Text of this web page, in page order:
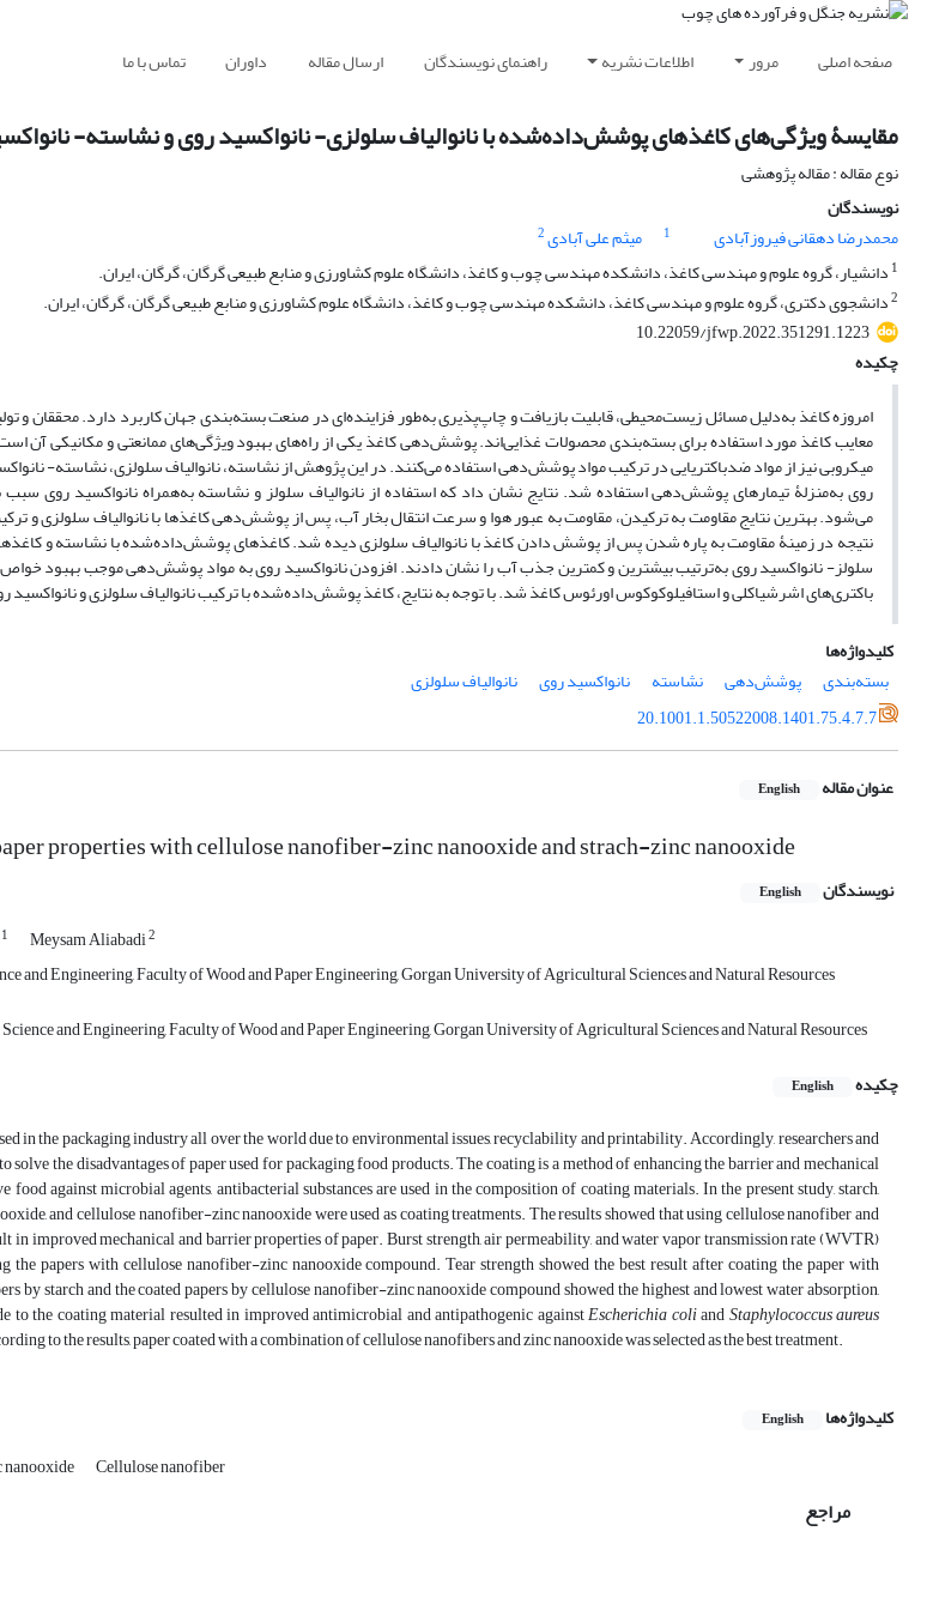
صفحه اصلی مرور اطلاعات نشریه راهنمای نویسندگان ارسال مقاله داوران تماس با ما
مقایسۀ ویژگی‌های کاغذهای پوشش‌داده‌شده با نانوالیاف سلولزی- نانواکسید روی و نشاسته-
نوع مقاله : مقاله پژوهشی
نویسندگان
محمدرضا دهقانی فیروزآبادی
1 میثم علی آبادی2
1 دانشیار، گروه علوم و مهندسی کاغذ، دانشکده مهندسی چوب و کاغذ، دانشگاه علوم کشاورزی و منابع طبیعی گرگان، گرگان، ایران.
2دانشجوی دکتری، گروه علوم و مهندسی کاغذ، دانشکده مهندسی چوب و کاغذ، دانشگاه علوم کشاورزی و منابع طبیعی گرگان، گرگان، ایران.
10.22059/jfwp.2022.351291.1223
چکیده
امروزه کاغذ به‌دلیل مسائل زیست‌محیطی، قابلیت بازیافت و چاپ‌پذیری به‌طور فزاینده‌ای در صنعت بسته‌بندی جهان کاربرد دارد. محققان و
معایب کاغذ مورد استفاده برای بسته‌بندی محصولات غذایی‌اند. پوشش‌دهی کاغذ یکی از راه‌های بهبود ویژگی‌های ممانعتی و مکانیکی آن
میکروبی نیز از مواد ضدباکتریایی در ترکیب مواد پوشش‌دهی استفاده می‌کنند. در این پژوهش از نشاسته، نانوالیاف سلولزی، نشاسته-
روی به‌منزلۀ تیمارهای پوشش‌دهی استفاده شد. نتایج نشان داد که استفاده از نانوالیاف سلولز و نشاسته به‌همراه نانواکسید روی
می‌شود. بهترین نتایج مقاومت به ترکیدن، مقاومت به عبور هوا و سرعت انتقال بخار آب، پس از پوشش‌دهی کاغذها با نانوالیاف سلولزی و
نتیجه در زمینۀ مقاومت به پاره شدن پس از پوشش دادن کاغذ با نانوالیاف سلولزی دیده شد. کاغذهای پوشش‌داده‌شده با نشاسته و
سلولز- نانواکسید روی به‌ترتیب بیش­ترین و کم­ترین جذب آب را نشان دادند. افزودن نانواکسید روی به مواد پوشش‌دهی موجب بهبود
باکتری‌های اشرشیاکلی و استافیلوکوکوس اورئوس کاغذ شد. با توجه به نتایج، کاغذ پوشش‌داده‌شده با ترکیب نانوالیاف سلولزی و نانواکسید
کلیدواژه‌ها
بسته‌بندی
پوشش‌دهی نشاسته نانواکسید روی
نانوالیاف سلولزی
20.1001.1.50522008.1401.75.4.7.7
عنوان مقاله English
properties with cellulose nanofiber-zinc nanooxide and strach-zinc nanooxide
نویسندگان English
1 Meysam Aliabadi2
and Engineering, Faculty of Wood and Paper Engineering, Gorgan University of Agricultural Sciences and Natural Resources
and Engineering, Faculty of Wood and Paper Engineering, Gorgan University of Agricultural Sciences and Natural Resources
چکیده
English
in the packaging industry all over the world due to environmental issues, recyclability and printability. Accordingly, researchers and
solve the disadvantages of paper used for packaging food products. The coating is a method of enhancing the barrier and mechanical
food against microbial agents, antibacterial substances are used in the composition of coating materials. In the present study, starch,
and cellulose nanofiber-zinc nanooxide were used as coating treatments. The results showed that using cellulose nanofiber and
in improved mechanical and barrier properties of paper. Burst strength, air permeability, and water vapor transmission rate (WVTR)
the papers with cellulose nanofiber-zinc nanooxide compound. Tear strength showed the best result after coating the paper with
by starch and the coated papers by cellulose nanofiber-zinc nanooxide compound showed the highest and lowest water absorption,
to the coating material resulted in improved antimicrobial and antipathogenic againstEscherichia coliandStaphylococcus aureus
to the results, paper coated with a combination of cellulose nanofibers and zinc nanooxide was selected as the best treatment.
کلیدواژه‌ها English
Cellulose nanofiber
مراجع